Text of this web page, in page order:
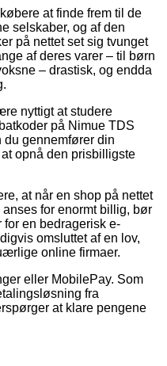
at finde frem til de
selskaber, og af den
på nettet set sig tvunget
af deres varer – til børn
– drastisk, og endda
nyttigt at studere
på Nimue TDS
du gennemfører din
opnå den prisbilligste
at når en shop på nettet
for enormt billig, bør
en bedragerisk e-
omsluttet af en lov,
online firmaer.
eller MobilePay. Som
fra
at klare pengene